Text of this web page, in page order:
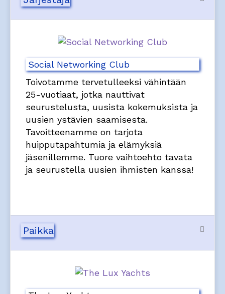
Social Networking Club
Toivotamme tervetulleeksi vähintään
25-vuotiaat, jotka nauttivat
seurustelusta, uusista kokemuksista ja
uusien ystävien saamisesta.
Tavoitteenamme on tarjota
huipputapahtumia ja elämyksiä
jäsenillemme. Tuore vaihtoehto tavata
ja seurustella uusien ihmisten kanssa!
Paikka